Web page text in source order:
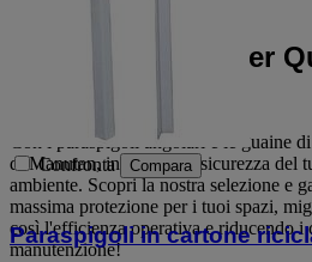
Scegli Manutan per
Con i paraspigoli angolari e le guaine
di Manutan, investi nella sicurezza del
ambiente. Scopri la nostra selezione e
massima protezione per i tuoi spazi,
così l'efficienza operativa e riducendo i
manutenzione!
Confronta Compara
Paraspigoli in cartone